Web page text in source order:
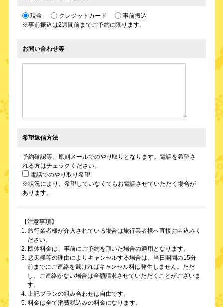
現金 クレジットカード
事前振込
※事前振込は2週間前までご予約に限ります。
お問い合わせ等
希望返信方法
予約確認等、原則メールでのやり取りとなります。電話を希望さ
れる方はチェックください。
電話でのやり取り希望
※状況により、希望していなくてもお電話させていただく場合が
あります。
【注意事項】
1. 旅行業者様が介入されている場合は旅行業者様へ直接お申込みく
ださい。
2. 団体料金は、事前にご予約を頂いた場合の適用となります。
3. 悪天候等の理由によりキャンセルする場合は、当日開園の15分
前までにご連絡を戴ければキャンセル料は発生しません。ただ
し、ご連絡がない場合は全額請求させていただくことがございま
す。
4. 上記プランの組み合わせは自由です。
5. 料金は全て消費税込みの料金になります。